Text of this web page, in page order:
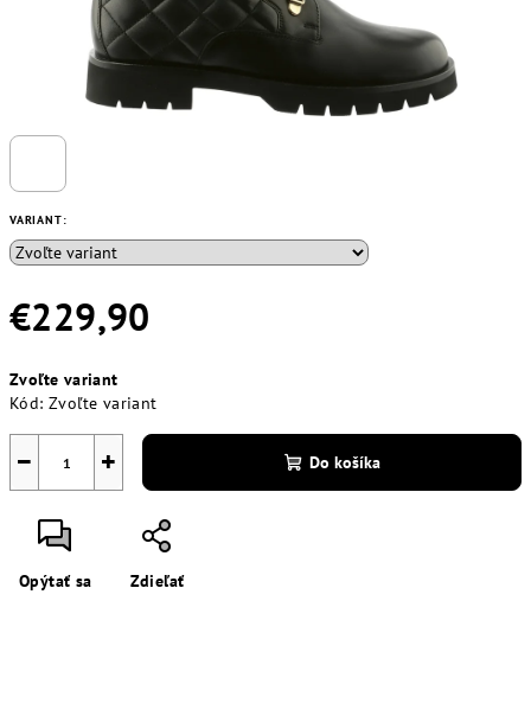
VARIANT:
€229,90
cena:
Zvoľte variant
Kód: Zvoľte variant
+
− Do košíka
Opýtať sa Zdieľať